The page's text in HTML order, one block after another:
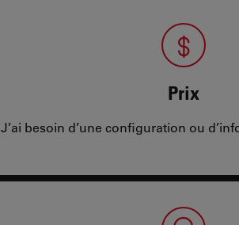
Prix
J’ai besoin d’une configuration ou